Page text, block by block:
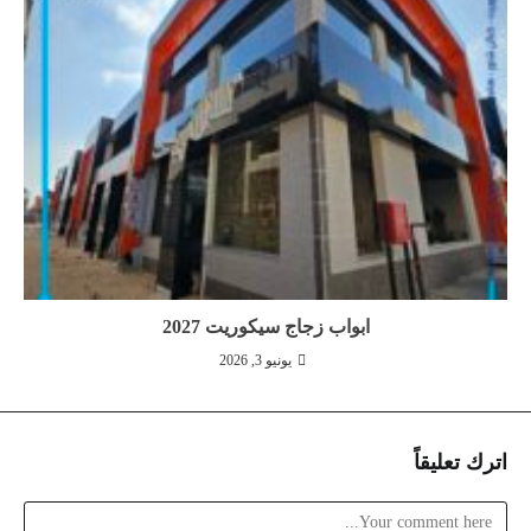
ابواب زجاج سيكوريت 2027
يونيو 3, 2026
اترك تعليقاً
Comment